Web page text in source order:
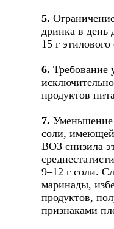
5.
дринка в
15 г
6. Требование
продуктов
7. Уменьшение
соли,
ВОЗ снизила
9–12 г соли.
маринады,
продуктов,
признаками